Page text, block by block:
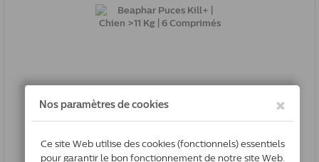
Beaphar Puces Kill+ | Chien >11 Kg | 6 Comprimés